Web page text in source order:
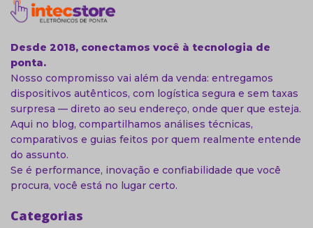
Desde 2018, conectamos você à tecnologia de
ponta.
Nosso compromisso vai além da venda: entregamos
dispositivos autênticos, com logística segura e sem taxas
surpresa — direto ao seu endereço, onde quer que esteja.
Aqui no blog, compartilhamos análises técnicas,
comparativos e guias feitos por quem realmente entende
do assunto.
Se é performance, inovação e confiabilidade que você
procura, você está no lugar certo.
Categorias